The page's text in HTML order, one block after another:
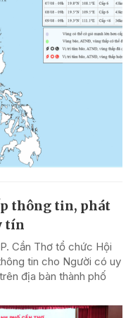
thông tin, phát
tín
Cần Thơ tổ chức Hội
tin cho Người có uy
địa bàn thành phố